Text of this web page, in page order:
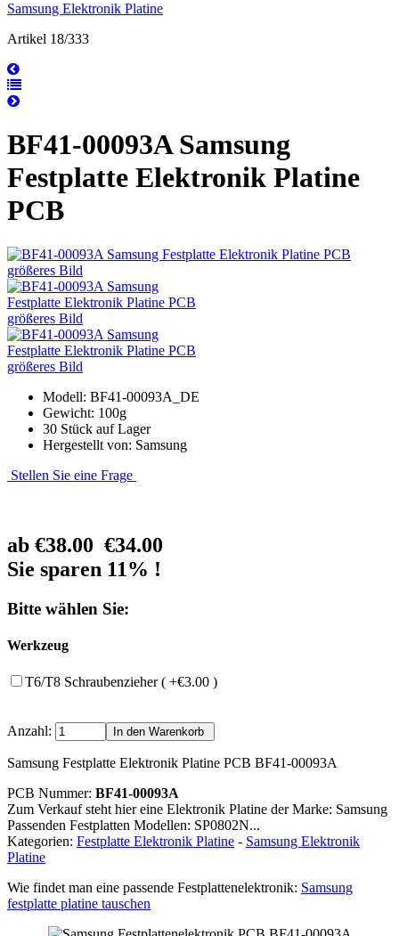
Samsung Elektronik Platine
Artikel 18/333
BF41-00093A Samsung
Festplatte Elektronik Platine
PCB
größeres Bild
größeres Bild
größeres Bild
Modell: BF41-00093A_DE
Gewicht: 100g
30 Stück auf Lager
Hergestellt von: Samsung
Stellen Sie eine Frage
ab €38.00 €34.00
Sie sparen 11% !
Bitte wählen Sie:
Werkzeug
T6/T8 Schraubenzieher ( +€3.00 )
Anzahl:
Samsung Festplatte Elektronik Platine PCB BF41-00093A
PCB Nummer: BF41-00093A
Zum Verkauf steht hier eine Elektronik Platine der Marke: Samsung
Passenden Festplatten Modellen: SP0802N...
Kategorien: Festplatte Elektronik Platine - Samsung Elektronik
Platine
Wie findet man eine passende Festplattenelektronik: Samsung
festplatte platine tauschen